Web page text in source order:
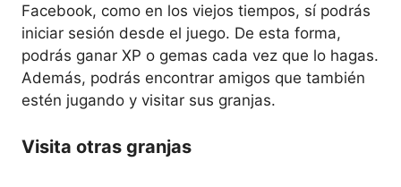
Facebook, como en los viejos tiempos, sí podrás
iniciar sesión desde el juego. De esta forma,
podrás ganar XP o gemas cada vez que lo hagas.
Además, podrás encontrar amigos que también
estén jugando y visitar sus granjas.
Visita otras granjas